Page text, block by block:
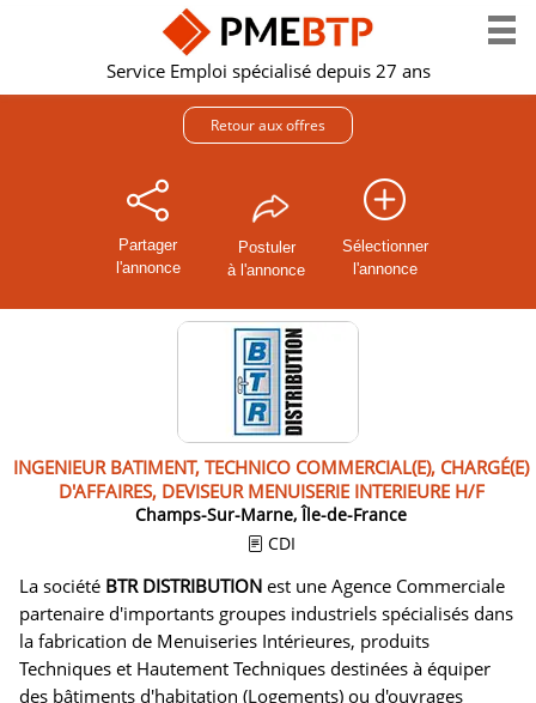
Service Emploi spécialisé depuis 27 ans
Retour aux offres
Partager
l'annonce
Postuler
à l'annonce
Sélectionner
l'annonce
INGENIEUR BATIMENT, TECHNICO COMMERCIAL(E), CHARGÉ(E)
D'AFFAIRES, DEVISEUR MENUISERIE INTERIEURE H/F
Champs-Sur-Marne, Île-de-France
CDI
La société BTR DISTRIBUTION est une Agence Commerciale
partenaire d'importants groupes industriels spécialisés dans
la fabrication de Menuiseries Intérieures, produits
Techniques et Hautement Techniques destinées à équiper
des bâtiments d'habitation (Logements) ou d'ouvrages